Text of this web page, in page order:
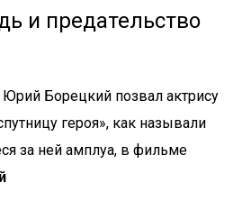
и предательство
Борецкий позвал актрису
героя», как называли
за ней амплуа, в фильме